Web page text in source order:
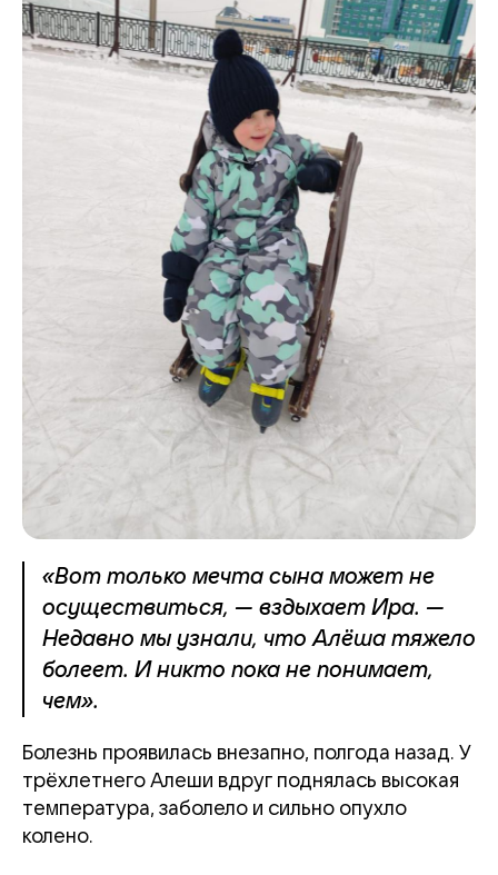
«Вот только мечта сына может не
осуществиться, — вздыхает Ира. —
Недавно мы узнали, что Алёша тяжело
болеет. И никто пока не понимает,
чем».
Болезнь проявилась внезапно, полгода назад. У
трёхлетнего Алеши вдруг поднялась высокая
температура, заболело и сильно опухло
колено.